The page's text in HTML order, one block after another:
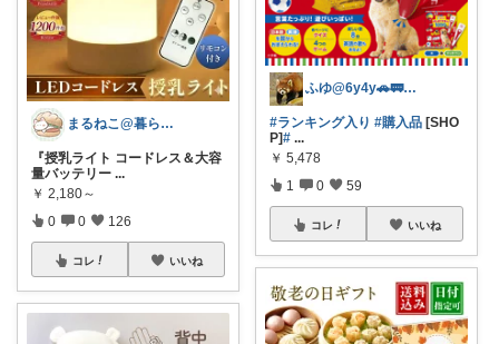
まるねこ@暮らしと子育て🐈️🌸
『授乳ライト コードレス＆大容
量バッテリー ...
￥ 2,180～
0 0 126
コレ いいね
ふゆ@6y4y🚗🚃コレ歓迎🍀
#ランキング入り #購入品 [SHO
P]# ...
￥ 5,478
1 0 59
コレ いいね